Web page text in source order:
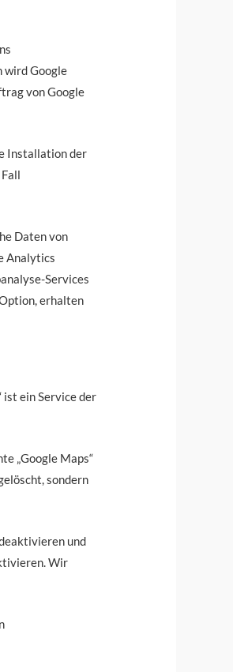
wird Google
von Google
Installation der
Daten von
Analytics
Services
erhalten
ist ein Service der
„Google Maps“
sondern
und
Wir